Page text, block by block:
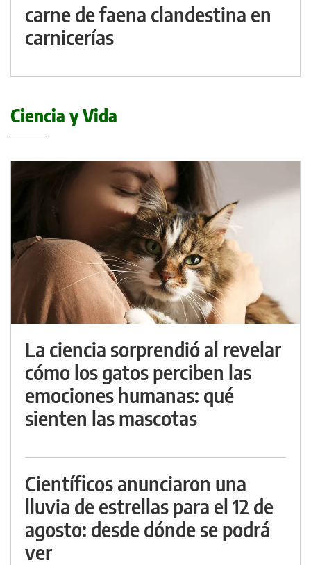
carne de faena clandestina en
carnicerías
Ciencia y Vida
La ciencia sorprendió al revelar
cómo los gatos perciben las
emociones humanas: qué
sienten las mascotas
Científicos anunciaron una
lluvia de estrellas para el 12 de
agosto: desde dónde se podrá
ver